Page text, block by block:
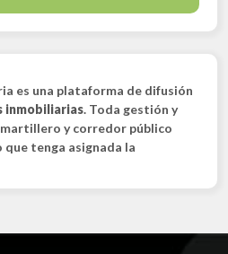
es una plataforma de difusión
inmobiliarias. Toda gestión y
y corredor público
tenga asignada la